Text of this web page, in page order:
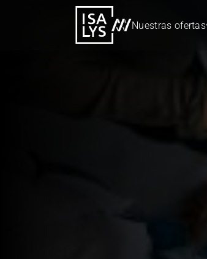
Nuestras ofertas